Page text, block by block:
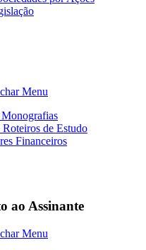
Menu
Roteiros de Estudo
Financeiros
ao Assinante
Menu